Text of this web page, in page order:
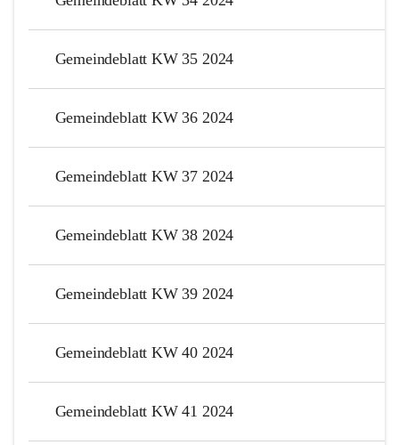
Gemeindeblatt KW 35 2024
Gemeindeblatt KW 36 2024
Gemeindeblatt KW 37 2024
Gemeindeblatt KW 38 2024
Gemeindeblatt KW 39 2024
Gemeindeblatt KW 40 2024
Gemeindeblatt KW 41 2024